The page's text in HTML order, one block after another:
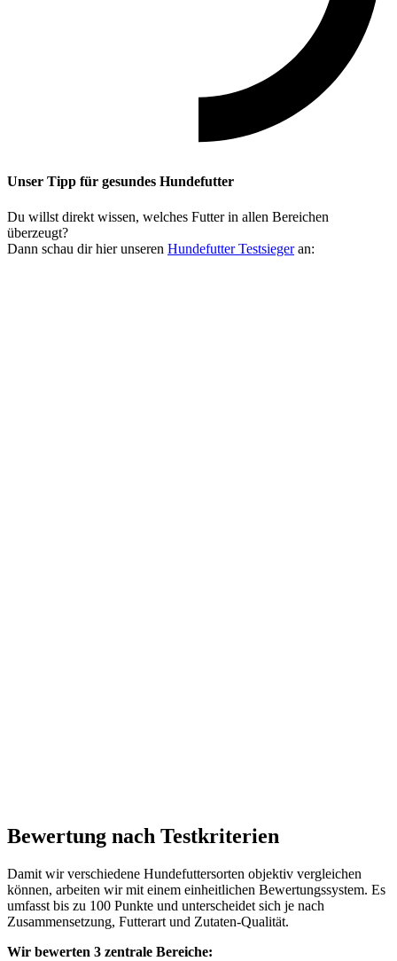
Unser Tipp für gesundes Hundefutter
Du willst direkt wissen, welches Futter in allen Bereichen
überzeugt?
Dann schau dir hier unseren Hundefutter Testsiegeran:
Bewertung nach Testkriterien
Damit wir verschiedene Hundefuttersorten objektiv vergleichen
können, arbeiten wir mit einem einheitlichen Bewertungssystem. Es
umfasst bis zu 100 Punkte und unterscheidet sich je nach
Zusammensetzung, Futterart und Zutaten-Qualität.
Wir bewerten 3 zentrale Bereiche: